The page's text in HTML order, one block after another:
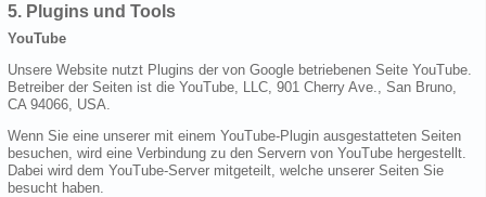
5. Plugins und Tools
YouTube
Unsere Website nutzt Plugins der von Google betriebenen Seite YouTube.
Betreiber der Seiten ist die YouTube, LLC, 901 Cherry Ave., San Bruno,
CA 94066, USA.
Wenn Sie eine unserer mit einem YouTube-Plugin ausgestatteten Seiten
besuchen, wird eine Verbindung zu den Servern von YouTube hergestellt.
Dabei wird dem YouTube-Server mitgeteilt, welche unserer Seiten Sie
besucht haben.